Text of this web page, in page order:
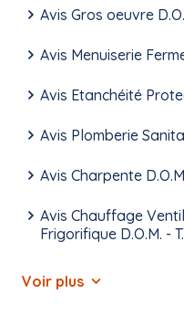
Avis Gros oeuvre
Avis Menuiserie
Avis Etanchéité
Avis Plomberie
Avis Charpente
Avis Chauffage
Frigorifique D.O.M. -
Voir plus